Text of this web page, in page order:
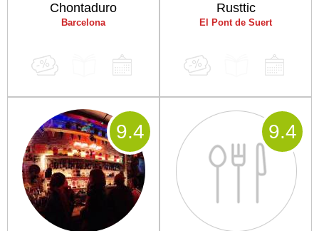
Chontaduro
Barcelona
Rusttic
El Pont de Suert
9.4 9.4